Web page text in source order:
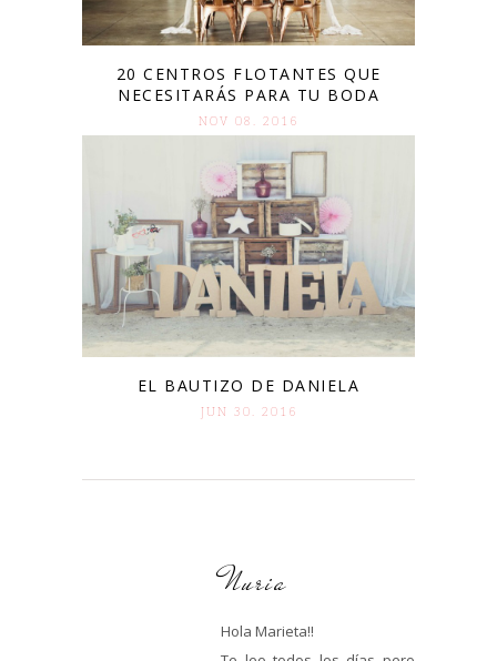
20 CENTROS FLOTANTES QUE
NECESITARÁS PARA TU BODA
NOV 08. 2016
EL BAUTIZO DE DANIELA
JUN 30. 2016
Nuria
Hola Marieta!!